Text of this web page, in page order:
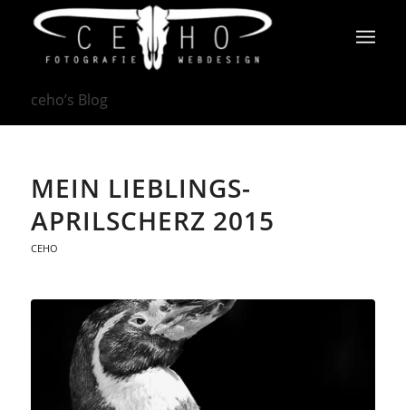
ceho’s Blog
MEIN LIEBLINGS-
APRILSCHERZ 2015
CEHO